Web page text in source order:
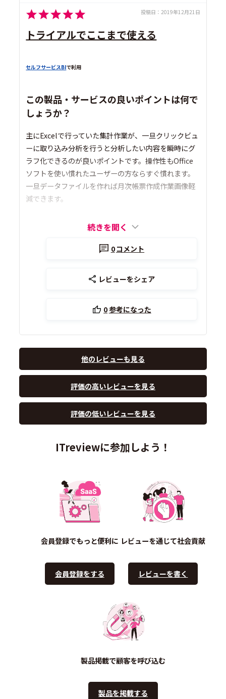
投稿日： 2019年12月21日
トライアルでここまで使える
セルフサービスBIで利用
この製品・サービスの良いポイントは何で
しょうか？
主にExcelで行っていた集計作業が、一旦クリックビュ
ーに取り込み分析を行うと分析したい内容を瞬時にグ
ラフ化できるのが良いポイントです。操作性もOffice
ソフトを使い慣れたユーザーの方ならすぐ慣れます。
一旦データファイルを作れば月次帳票作成作業画像軽
減できます。
続きを開く
0コメント
レビューをシェア
0参考になった
他のレビューも見る
評価の高いレビューを見る
評価の低いレビューを見る
ITreviewに参加しよう！
会員登録でもっと便利に
会員登録をする
レビューを通じて社会貢献
レビューを書く
製品掲載で顧客を呼び込む
製品を掲載する